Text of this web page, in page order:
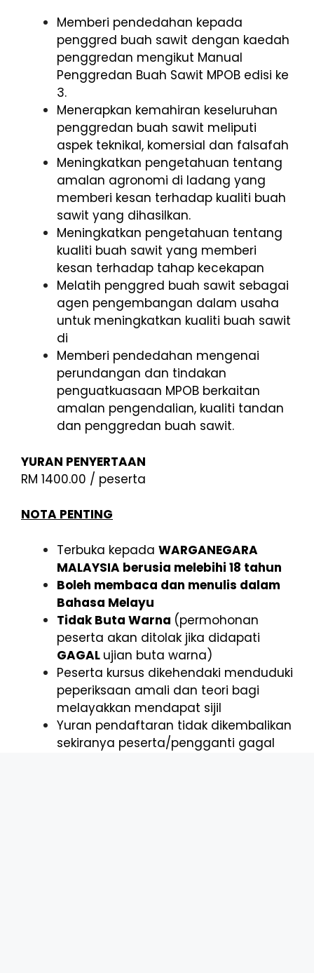
Memberi pendedahan kepada
penggred buah sawit dengan kaedah
penggredan mengikut Manual
Penggredan Buah Sawit MPOB edisi ke
3.
Menerapkan kemahiran keseluruhan
penggredan buah sawit meliputi
aspek teknikal, komersial dan falsafah
Meningkatkan pengetahuan tentang
amalan agronomi di ladang yang
memberi kesan terhadap kualiti buah
sawit yang dihasilkan.
Meningkatkan pengetahuan tentang
kualiti buah sawit yang memberi
kesan terhadap tahap kecekapan
Melatih penggred buah sawit sebagai
agen pengembangan dalam usaha
untuk meningkatkan kualiti buah sawit
di
Memberi pendedahan mengenai
perundangan dan tindakan
penguatkuasaan MPOB berkaitan
amalan pengendalian, kualiti tandan
dan penggredan buah sawit.
YURAN PENYERTAAN
RM 1400.00 / peserta
NOTA PENTING
Terbuka kepada WARGANEGARA
MALAYSIA berusia melebihi 18 tahun
Boleh membaca dan menulis dalam
Bahasa Melayu
Tidak Buta Warna (permohonan
peserta akan ditolak jika didapati
GAGAL ujian buta warna)
Peserta kursus dikehendaki menduduki
peperiksaan amali dan teori bagi
melayakkan mendapat sijil
Yuran pendaftaran tidak dikembalikan
sekiranya peserta/pengganti gagal